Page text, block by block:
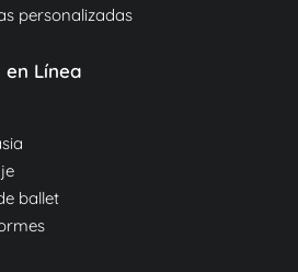
personalizadas
Línea
ballet